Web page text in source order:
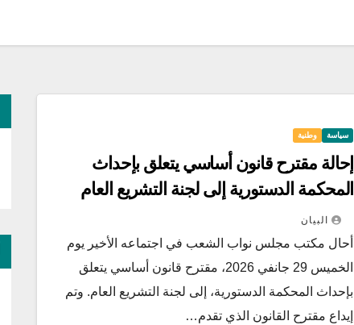
سياسة وطنية
إحالة مقترح قانون أساسي يتعلق بإحداث
المحكمة الدستورية إلى لجنة التشريع العام
البيان
أحال مكتب مجلس نواب الشعب في اجتماعه الأخير يوم
الخميس 29 جانفي 2026، مقترح قانون أساسي يتعلق
بإحداث المحكمة الدستورية، إلى لجنة التشريع العام. وتم
إيداع مقترح القانون الذي تقدم…